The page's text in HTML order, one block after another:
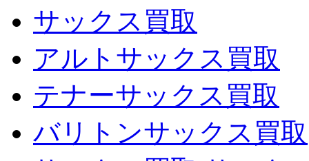
サックス買取
アルトサックス買取
テナーサックス買取
バリトンサックス買取